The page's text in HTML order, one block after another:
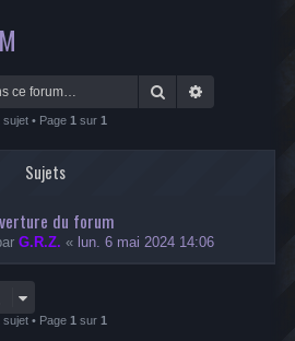
Rechercher
sujet • Page 1 sur 1
Sujets
du forum
G.R.Z. « lun. 6 mai 2024 14:06
sujet • Page 1 sur 1